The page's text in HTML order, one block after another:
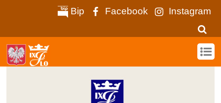
Bip Facebook Instagram